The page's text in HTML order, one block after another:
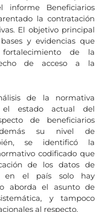
informe Beneficiarios
la contratación
El objetivo principal
y evidencias que
de la
de acceso a la
de la normativa
el estado actual del
de beneficiarios
su nivel de
se identificó la
codificado que
de los datos de
en el país solo hay
aborda el asunto de
y tampoco
al respecto.